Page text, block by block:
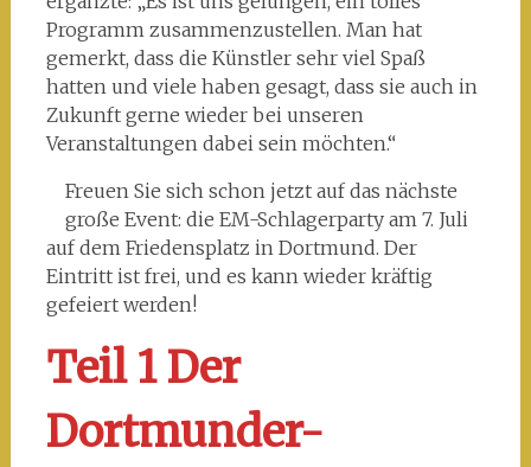
Programm zusammenzustellen. Man hat
gemerkt, dass die Künstler sehr viel Spaß
hatten und viele haben gesagt, dass sie auch in
Zukunft gerne wieder bei unseren
Veranstaltungen dabei sein möchten.“
Freuen Sie sich schon jetzt auf das nächste
große Event: die EM-Schlagerparty am 7. Juli
auf dem Friedensplatz in Dortmund. Der
Eintritt ist frei, und es kann wieder kräftig
gefeiert werden!
Teil 1 Der
Dortmunder-